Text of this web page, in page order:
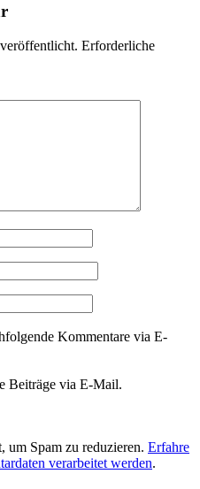
Erforderliche
Kommentare via E-
Beiträge via E-Mail.
um Spam zu reduzieren. Erfahre
verarbeitet werden.